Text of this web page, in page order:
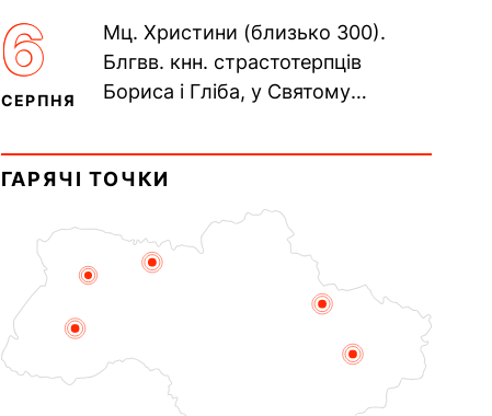
Пам’ять V Вселенського...
6
СЕРПНЯ
Мц. Христини (близько 300).
Блгвв. кнн. страстотерпців
Бориса і Гліба, у Святому
Прп. Полікарпа, архімандрита...
ГАРЯЧІ ТОЧКИ